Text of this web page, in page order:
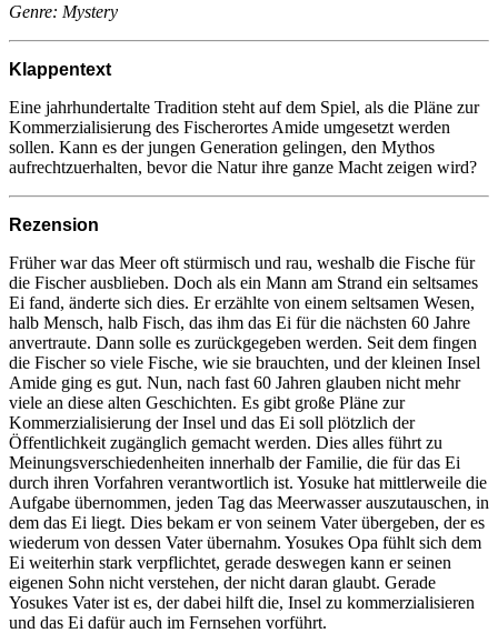
Genre: Mystery
Klappentext
Eine jahrhundertalte Tradition steht auf dem Spiel, als die Pläne zur
Kommerzialisierung des Fischerortes Amide umgesetzt werden
sollen. Kann es der jungen Generation gelingen, den Mythos
aufrechtzuerhalten, bevor die Natur ihre ganze Macht zeigen wird?
Rezension
Früher war das Meer oft stürmisch und rau, weshalb die Fische für
die Fischer ausblieben. Doch als ein Mann am Strand ein seltsames
Ei fand, änderte sich dies. Er erzählte von einem seltsamen Wesen,
halb Mensch, halb Fisch, das ihm das Ei für die nächsten 60 Jahre
anvertraute. Dann solle es zurückgegeben werden. Seit dem fingen
die Fischer so viele Fische, wie sie brauchten, und der kleinen Insel
Amide ging es gut. Nun, nach fast 60 Jahren glauben nicht mehr
viele an diese alten Geschichten. Es gibt große Pläne zur
Kommerzialisierung der Insel und das Ei soll plötzlich der
Öffentlichkeit zugänglich gemacht werden. Dies alles führt zu
Meinungsverschiedenheiten innerhalb der Familie, die für das Ei
durch ihren Vorfahren verantwortlich ist. Yosuke hat mittlerweile die
Aufgabe übernommen, jeden Tag das Meerwasser auszutauschen, in
dem das Ei liegt. Dies bekam er von seinem Vater übergeben, der es
wiederum von dessen Vater übernahm. Yosukes Opa fühlt sich dem
Ei weiterhin stark verpflichtet, gerade deswegen kann er seinen
eigenen Sohn nicht verstehen, der nicht daran glaubt. Gerade
Yosukes Vater ist es, der dabei hilft die, Insel zu kommerzialisieren
und das Ei dafür auch im Fernsehen vorführt.